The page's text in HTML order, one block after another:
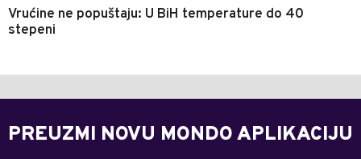
Vrućine ne popuštaju: U BiH temperature do 40
stepeni
PREUZMI NOVU MONDO APLIKACIJU